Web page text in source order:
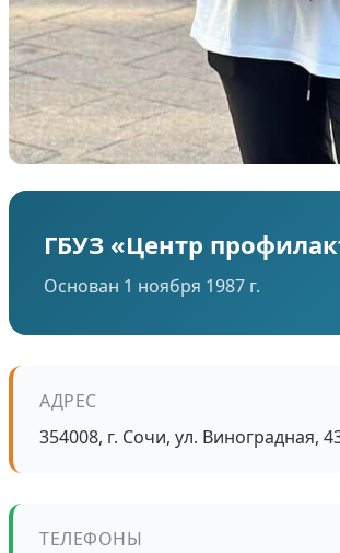
ГБУЗ «Центр
Основан 1 ноября 1987 г.
АДРЕС
354008, г. Сочи, ул. Виноградная,
ТЕЛЕФОНЫ